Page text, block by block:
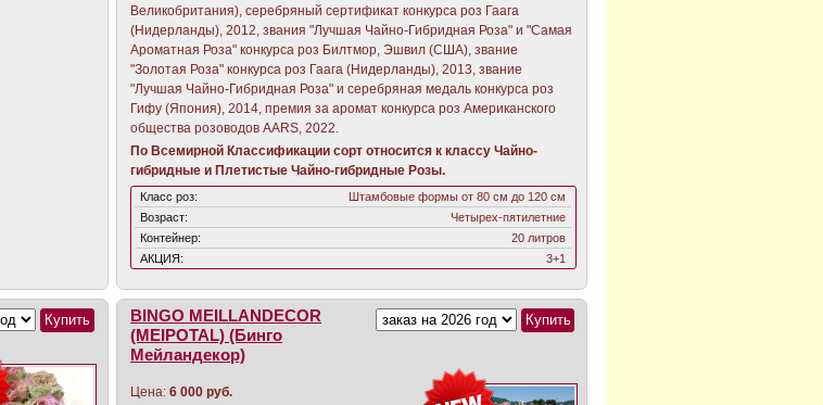
Великобритания), серебряный сертификат конкурса роз Гаага
(Нидерланды), 2012, звания "Лучшая Чайно-Гибридная Роза" и "Самая
Ароматная Роза" конкурса роз Билтмор, Эшвил (США), звание
"Золотая Роза" конкурса роз Гаага (Нидерланды), 2013, звание
"Лучшая Чайно-Гибридная Роза" и серебряная медаль конкурса роз
Гифу (Япония), 2014, премия за аромат конкурса роз Американского
общества розоводов AARS, 2022.
По Всемирной Классификации сорт относится к классу Чайно-
гибридные и Плетистые Чайно-гибридные Розы.
Класс роз:
Штамбовые формы от 80 см до 120 см
Возраст:
Четырех-пятилетние
Контейнер:
20 литров
АКЦИЯ:
3+1
BINGO MEILLANDECOR
(MEIPOTAL) (Бинго
Мейландекор)
Цена:6 000 руб.